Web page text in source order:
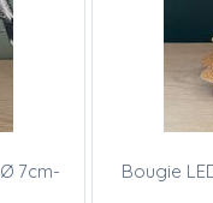
7cm- Bougie